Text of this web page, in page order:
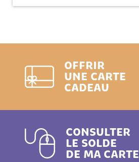
OFFRIR
UNE CARTE
CADEAU
CONSULTER
LE SOLDE
DE MA CARTE